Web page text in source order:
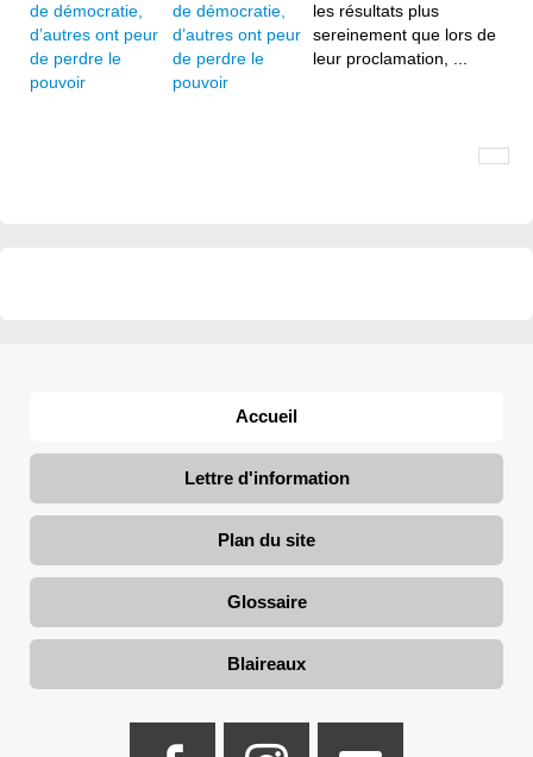
de démocratie,
d’autres ont peur
de perdre le
pouvoir
les résultats plus
sereinement que lors de
leur proclamation, ...
Accueil
Lettre d'information
Plan du site
Glossaire
Blaireaux